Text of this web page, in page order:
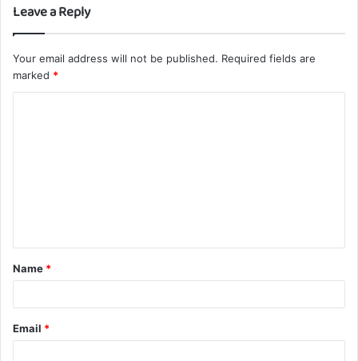
Leave a Reply
Your email address will not be published. Required fields are
marked *
t
*
Name *
Email *